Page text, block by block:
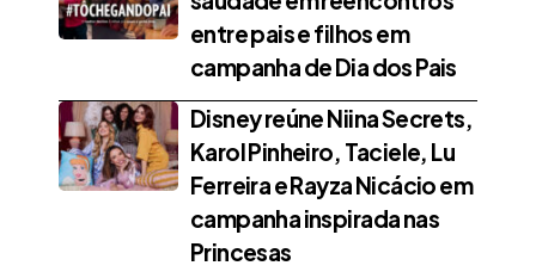
entre pais e filhos em
campanha de Dia dos Pais
Disney reúne Niina Secrets,
Karol Pinheiro, Taciele, Lu
Ferreira e Rayza Nicácio em
campanha inspirada nas
Princesas